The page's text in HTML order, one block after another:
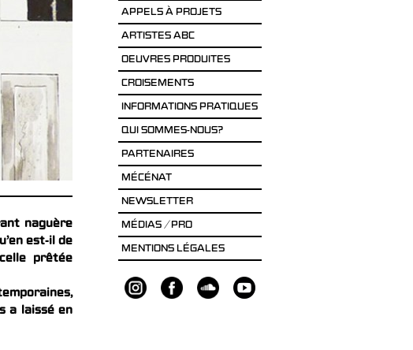
naguère
est-il de
prêtée
a laissé en
APPELS À PROJETS
ARTISTES ABC
OEUVRES PRODUITES
CROISEMENTS
INFORMATIONS PRATIQUES
QUI SOMMES-NOUS?
PARTENAIRES
MÉCÉNAT
NEWSLETTER
MÉDIAS / PRO
MENTIONS LÉGALES